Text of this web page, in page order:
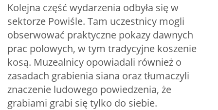
Kolejna część wydarzenia odbyła się w
sektorze Powiśle. Tam uczestnicy mogli
obserwować praktyczne pokazy dawnych
prac polowych, w tym tradycyjne koszenie
kosą. Muzealnicy opowiadali również o
zasadach grabienia siana oraz tłumaczyli
znaczenie ludowego powiedzenia, że
grabiami grabi się tylko do siebie.